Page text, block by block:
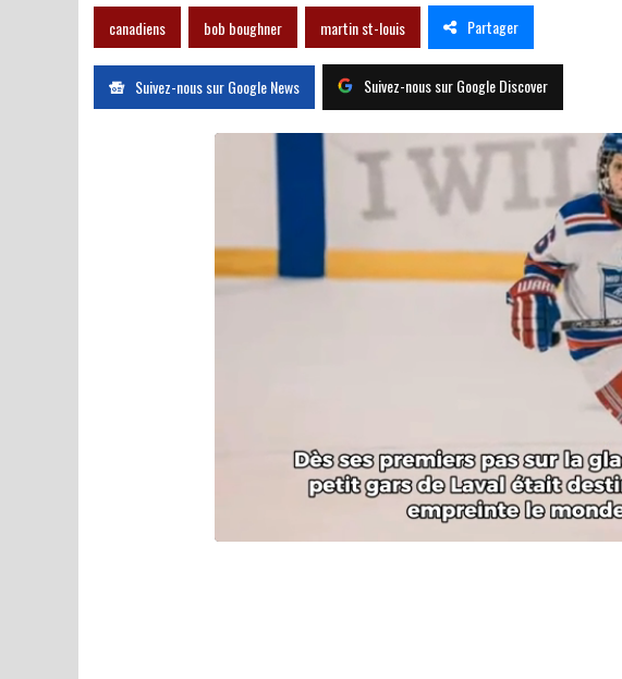
canadiens bob boughner martin st-louis Partager
Suivez-nous sur Google News Suivez-nous sur Google Discover